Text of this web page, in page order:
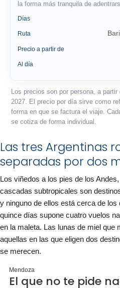
la forma más tranquila de
Días
Ruta
Precio a partir de
Al día
Los precios son por persona, a
2027. El precio por día sirve como
forma en que se factura el viaje.
se cotiza de forma individual.
Las tres Argentinas
separadas por dos
Los viñedos a los pies de los
cascadas subtropicales son
y ninguno de ellos está cerca de
quince días supone cuatro vuelos
en la maleta. Las lunas de miel que
aquellas en las que eligen dos
se merecen.
Mendoza
El que no te pide